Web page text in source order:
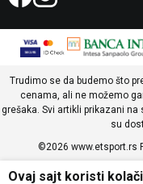
Trudimo se da budemo što
cenama, ali ne možemo
grešaka. Svi artikli prikazani
su
©2026 www.etsport.rs
Ovaj sajt koristi